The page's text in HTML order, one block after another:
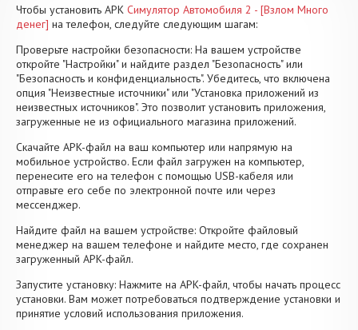
Чтобы установить APK Симулятор Автомобиля 2 - [Взлом Много
денег] на телефон, следуйте следующим шагам:
Проверьте настройки безопасности: На вашем устройстве
откройте "Настройки" и найдите раздел "Безопасность" или
"Безопасность и конфиденциальность". Убедитесь, что включена
опция "Неизвестные источники" или "Установка приложений из
неизвестных источников". Это позволит установить приложения,
загруженные не из официального магазина приложений.
Скачайте APK-файл на ваш компьютер или напрямую на
мобильное устройство. Если файл загружен на компьютер,
перенесите его на телефон с помощью USB-кабеля или
отправьте его себе по электронной почте или через
мессенджер.
Найдите файл на вашем устройстве: Откройте файловый
менеджер на вашем телефоне и найдите место, где сохранен
загруженный APK-файл.
Запустите установку: Нажмите на APK-файл, чтобы начать процесс
установки. Вам может потребоваться подтверждение установки и
принятие условий использования приложения.